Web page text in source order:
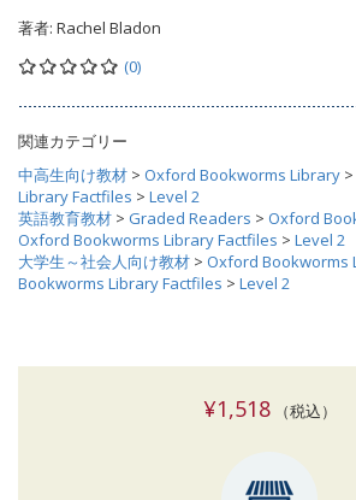
著者: Rachel Bladon
(0)
関連カテゴリー
中高生向け教材 > Oxford Bookworms Library >
Library Factfiles > Level 2
英語教育教材 > Graded Readers > Oxford
Oxford Bookworms Library Factfiles > Level 2
大学生～社会人向け教材 > Oxford Bookworms
Bookworms Library Factfiles > Level 2
¥1,518（税込）